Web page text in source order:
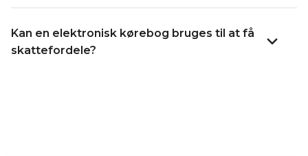
Kan en elektronisk kørebog bruges til at få
skattefordele?